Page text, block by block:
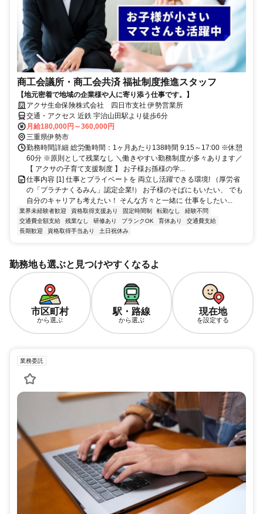
商工会議所・商工会共済 福祉制度推進スタッフ
【地元密着で地域の企業様や人に寄り添う仕事です。】
アクサ生命保険株式会社 四日市支社 伊勢営業所
交通・アクセス 近鉄 宇治山田駅より徒歩6分
月給180,000円～360,000円
三重県伊勢市
勤務時間詳細 総労働時間：1ヶ月あたり138時間 9:15～17:00 ※休憩
60分 ※原則として残業なし ＼働きやすい勤務制度が多々あります／
【 アクサの子育て支援制度 】 お子様お孫様の学...
仕事内容 [1] 仕事とプライベートを 両立し活躍できる環境! （厚労省
の「プラチナくるみん」認定企業!） お子様のそばにもいたい、 でも
自分のキャリアも考えたい！ そんな方々と一緒に 仕事をしたい...
業界未経験者歓迎 資格取得支援あり 固定時間制 転勤なし
経験不問
交通費全額支給
残業なし 研修あり ブランクOK 育休あり
交通費支給
長期歓迎
資格取得手当あり 土日祝休み
勤務地も選ぶと見つけやすくなるよ
市区町村
から選ぶ
駅・路線
から選ぶ
現在地
を設定する
業務委託